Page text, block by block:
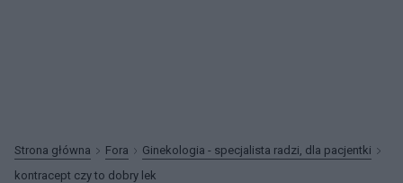
Strona główna Fora
Ginekologia - specjalista radzi, dla pacjentki
kontracept czy to dobry lek